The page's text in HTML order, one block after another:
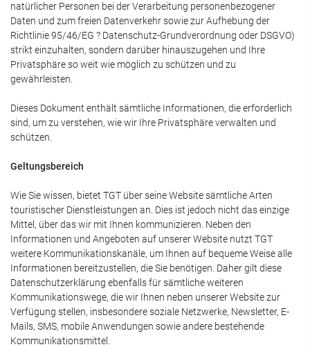
natürlicher Personen bei der Verarbeitung personenbezogener
Daten und zum freien Datenverkehr sowie zur Aufhebung der
Richtlinie 95/46/EG ? Datenschutz-Grundverordnung oder DSGVO)
strikt einzuhalten, sondern darüber hinauszugehen und Ihre
Privatsphäre so weit wie möglich zu schützen und zu
gewährleisten.
Dieses Dokument enthält sämtliche Informationen, die erforderlich
sind, um zu verstehen, wie wir Ihre Privatsphäre verwalten und
schützen.
Geltungsbereich
Wie Sie wissen, bietet TGT über seine Website sämtliche Arten
touristischer Dienstleistungen an. Dies ist jedoch nicht das einzige
Mittel, über das wir mit Ihnen kommunizieren. Neben den
Informationen und Angeboten auf unserer Website nutzt TGT
weitere Kommunikationskanäle, um Ihnen auf bequeme Weise alle
Informationen bereitzustellen, die Sie benötigen. Daher gilt diese
Datenschutzerklärung ebenfalls für sämtliche weiteren
Kommunikationswege, die wir Ihnen neben unserer Website zur
Verfügung stellen, insbesondere soziale Netzwerke, Newsletter, E-
Mails, SMS, mobile Anwendungen sowie andere bestehende
Kommunikationsmittel.